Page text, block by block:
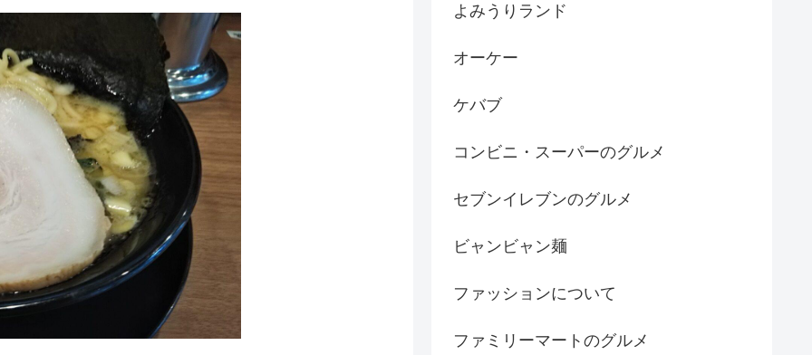
よみうりランド
オーケー
ケバブ
コンビニ・スーパーのグルメ
セブンイレブンのグルメ
ビャンビャン麺
ファッションについて
ファミリーマートのグルメ